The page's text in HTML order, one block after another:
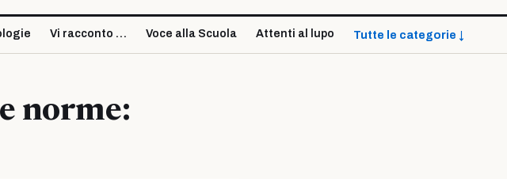
Vi racconto … Voce alla Scuola Attenti al lupo Tutte le categorie ↓
norme: